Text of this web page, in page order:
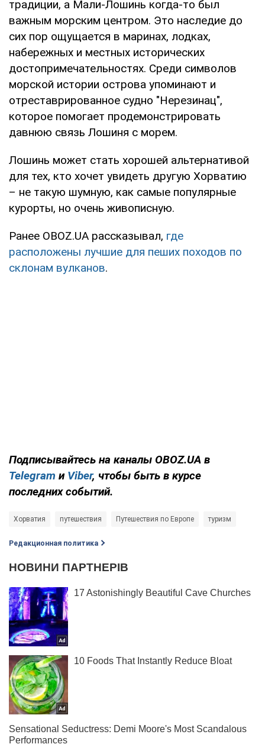
традиции, а Мали-Лошинь когда-то был
важным морским центром. Это наследие до
сих пор ощущается в маринах, лодках,
набережных и местных исторических
достопримечательностях. Среди символов
морской истории острова упоминают и
отреставрированное судно "Нерезинац",
которое помогает продемонстрировать
давнюю связь Лошиня с морем.
Лошинь может стать хорошей альтернативой
для тех, кто хочет увидеть другую Хорватию
– не такую шумную, как самые популярные
курорты, но очень живописную.
Ранее OBOZ.UA рассказывал, где
расположены лучшие для пеших походов по
склонам вулканов.
Подписывайтесь на каналы OBOZ.UA в
Telegram и Viber, чтобы быть в курсе
последних событий.
Хорватия путешествия Путешествия по Европе туризм
Редакционная политика